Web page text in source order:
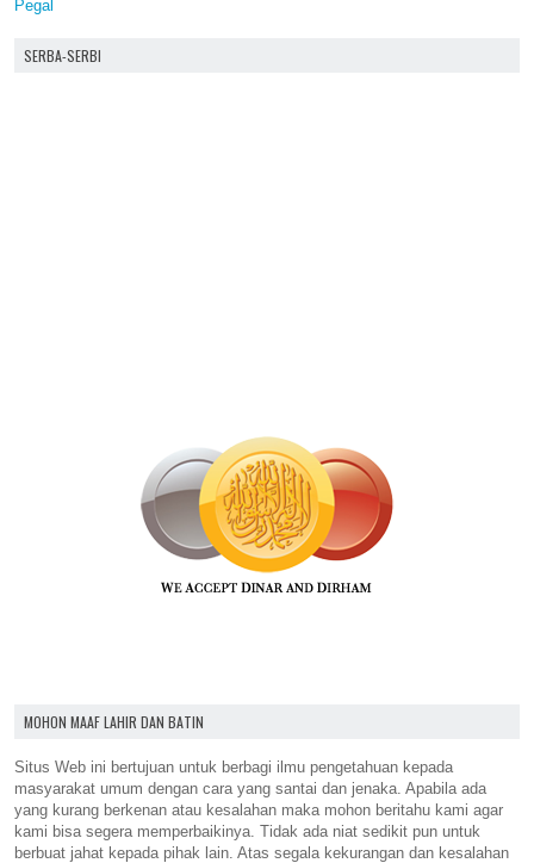
Pegal
SERBA-SERBI
MOHON MAAF LAHIR DAN BATIN
Situs Web ini bertujuan untuk berbagi ilmu pengetahuan kepada
masyarakat umum dengan cara yang santai dan jenaka. Apabila ada
yang kurang berkenan atau kesalahan maka mohon beritahu kami agar
kami bisa segera memperbaikinya. Tidak ada niat sedikit pun untuk
berbuat jahat kepada pihak lain. Atas segala kekurangan dan kesalahan